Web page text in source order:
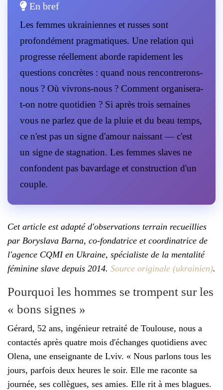
En bref
Les femmes ukrainiennes et russes sont
profondément pragmatiques. Une relation qui
progresse réellement aborde rapidement les
questions concrètes : quand nous rencontrerons-
nous ? Où vivrons-nous ? Comment organisera-
t-on notre quotidien ? Si après trois semaines
vous ne parlez que de la pluie et du beau temps,
ce n'est pas un signe d'amour naissant — c'est
un signe de stagnation. Les femmes slaves ne
confondent pas bavardage et construction d'un
couple.
Cet article est adapté d'observations terrain recueillies
par Boryslava Barna, co-fondatrice et coordinatrice de
l'agence CQMI en Ukraine, spécialiste de la mentalité
féminine slave depuis 2014. Source originale (ukrainien).
Pourquoi les hommes se trompent sur les
« bons signes »
Gérard, 52 ans, ingénieur retraité de Toulouse, nous a
contactés après quatre mois d'échanges quotidiens avec
Olena, une enseignante de Lviv. « Nous parlons tous les
jours, parfois deux heures le soir. Elle me raconte sa
journée, ses collègues, ses amies. Elle rit à mes blagues.